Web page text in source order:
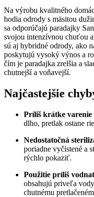
Na výrobu kvalitného
hodia odrody s mäsitou
sa odporúčajú paradajky
svojou intenzívnou chuťou
sú aj hybridné odrody, ako
poskytujú vysoký výnos a
čím je paradajka zrelšia a
chutnejší a voňavejší.
Najčastejšie
Príliš krátke varenie
dlho, pretlak ostane
Nedostatočná
poriadne vyčistené a
rýchlo pokaziť.
Použitie príliš
obsahujú priveľa
chutnému